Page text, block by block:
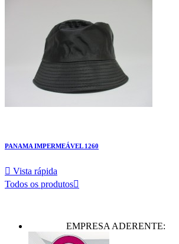
PANAMA IMPERMEÁVEL 1260
 Vista rápida
Todos os produtos
EMPRESA ADERENTE: